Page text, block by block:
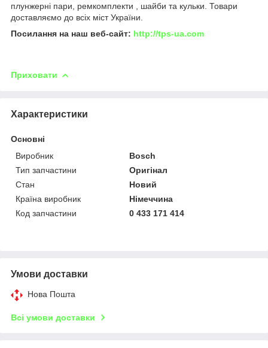
плунжерні пари, ремкомплекти , шайби та кульки. Товари
доставляємо до всіх міст України.
Посилання на наш веб-сайт: http://tps-ua.com
Приховати
Характеристики
Основні
Виробник
Bosch
Тип запчастини
Оригінал
Стан
Новий
Країна виробник
Німеччина
Код запчастини
0 433 171 414
Умови доставки
Нова Пошта
Всі умови доставки